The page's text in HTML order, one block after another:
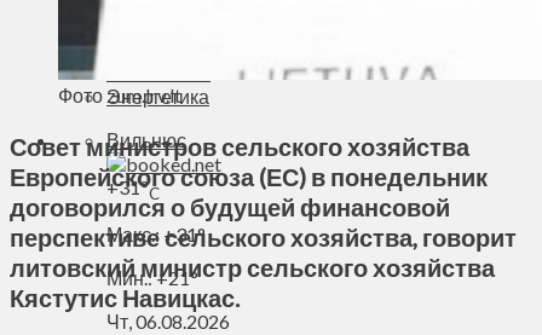
Энергетика
Вильнюс
+31°C
Макс.: +31°
Мин.:+21°
Чт, 06.08.2026
Фото zum.lrv.lt
Совет министров сельского хозяйства
Европейского союза (ЕС) в понедельник
договорился о будущей финансовой
перспективе сельского хозяйства, говорит
литовский министр сельского хозяйства
Кястутис Навицкас.